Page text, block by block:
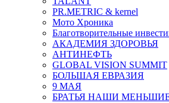
PR.METRIC & kernel
Мото Хроника
Благотворительные
АКАДЕМИЯ ЗДОРОВЬЯ
АНТИНЕФТЬ
GLOBAL VISION SUMMIT
БОЛЬШАЯ ЕВРАЗИЯ
9 МАЯ
БРАТЬЯ НАШИ